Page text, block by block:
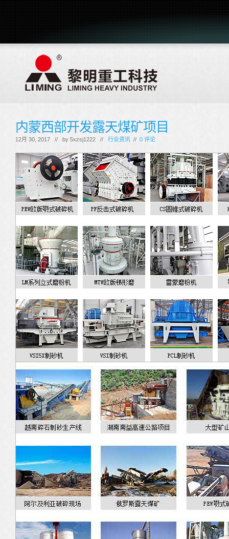
内蒙西部开发露天煤矿项目
12月 30, 2017 // by 5xzsj1222 // 行业资讯 // 0 评论